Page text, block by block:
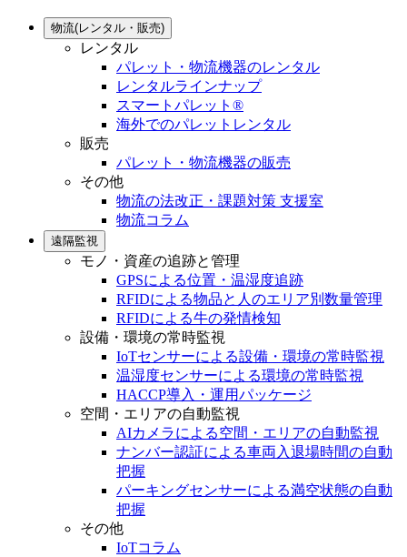
物流(レンタル・販売)
レンタル
パレット・物流機器のレンタル
レンタルラインナップ
スマートパレット®
海外でのパレットレンタル
販売
パレット・物流機器の販売
その他
物流の法改正・課題対策 支援室
物流コラム
遠隔監視
モノ・資産の追跡と管理
GPSによる位置・温湿度追跡
RFIDによる物品と人のエリア別数量管理
RFIDによる牛の発情検知
設備・環境の常時監視
IoTセンサーによる設備・環境の常時監視
温湿度センサーによる環境の常時監視
HACCP導入・運用パッケージ
空間・エリアの自動監視
AIカメラによる空間・エリアの自動監視
ナンバー認証による車両入退場時間の自動
把握
パーキングセンサーによる満空状態の自動
把握
その他
IoTコラム